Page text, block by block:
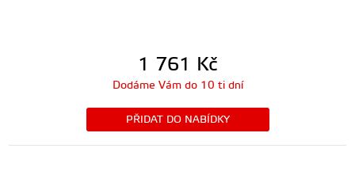
1 761 Kč
Dodáme Vám do 10 ti dní
PŘIDAT DO NABÍDKY